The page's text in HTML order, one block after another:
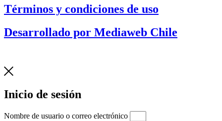
Términos y condiciones de uso
Desarrollado por Mediaweb Chile
Inicio de sesión
Nombre de usuario o correo electrónico